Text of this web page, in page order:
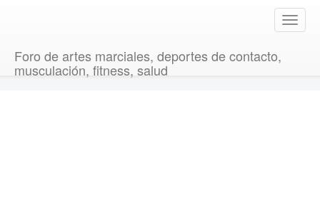
T
o
Foro de artes marciales, deportes de contacto,
musculación, fitness, salud